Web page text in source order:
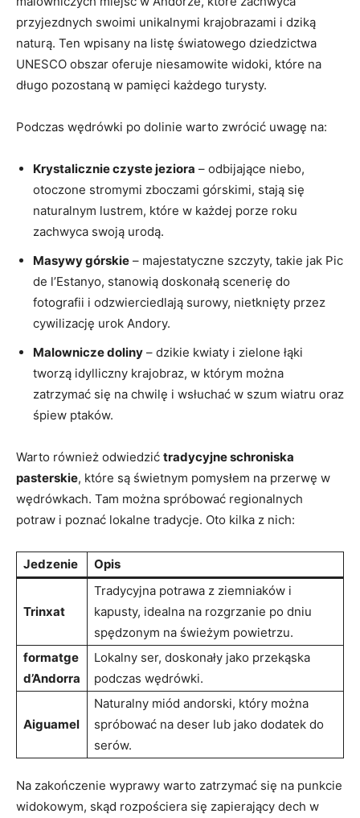
przyjezdnych ‍swoimi unikalnymi krajobrazami i dziką
naturą. Ten wpisany na listę światowego dziedzictwa
UNESCO obszar oferuje niesamowite widoki, które na
długo pozostaną w pamięci każdego turysty.
Podczas wędrówki po dolinie warto zwrócić uwagę na:
Krystalicznie czyste jeziora – ‍odbijające niebo, ​
otoczone stromymi zboczami górskimi, stają‍ się
naturalnym⁣ lustrem, które ⁤w każdej porze roku
zachwyca⁤ swoją urodą.
Masywy górskie – majestatyczne szczyty, takie jak Pic
de l’Estanyo, stanowią doskonałą scenerię do
fotografii i odzwierciedlają surowy, nietknięty przez
cywilizację urok Andory.
Malownicze ⁤doliny – dzikie kwiaty​ i zielone łąki
tworzą idylliczny krajobraz, w ⁤którym można
zatrzymać się na chwilę i wsłuchać w szum wiatru oraz
śpiew ptaków.
Warto również odwiedzić tradycyjne schroniska
pasterskie, które ‌są świetnym pomysłem na przerwę w
wędrówkach. Tam‌ można spróbować regionalnych‍
potraw i poznać ‌lokalne tradycje. Oto kilka z nich:
Jedzenie Opis
Trinxat
Tradycyjna potrawa z ziemniaków i
kapusty, idealna na rozgrzanie ⁢po dniu
spędzonym na świeżym powietrzu.
formatge
d’Andorra
Lokalny ser, doskonały⁤ jako ⁤przekąska
podczas wędrówki.
Aiguamel
Naturalny miód andorski, który można
‌spróbować na deser lub jako dodatek do
serów.
Na zakończenie‍ wyprawy warto ⁣zatrzymać się na punkcie
widokowym, skąd rozpościera się zapierający ‌dech⁢ w